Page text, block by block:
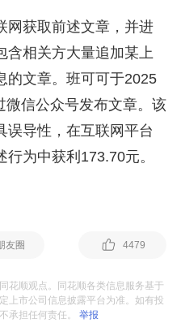
网获取前述文章，并进
含相关方大量追加某上
的文章。班可可于2025
微信公众号发布文章。该
误导性，在互联网平台
为中获利173.70元。
友圈 4479
花顺观点。同花顺各类信息服务基于
上市公司信息披露平台为准。如有投
承担任何责任。举报